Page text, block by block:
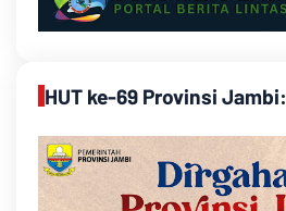
HUT ke-69 Provinsi Jambi: